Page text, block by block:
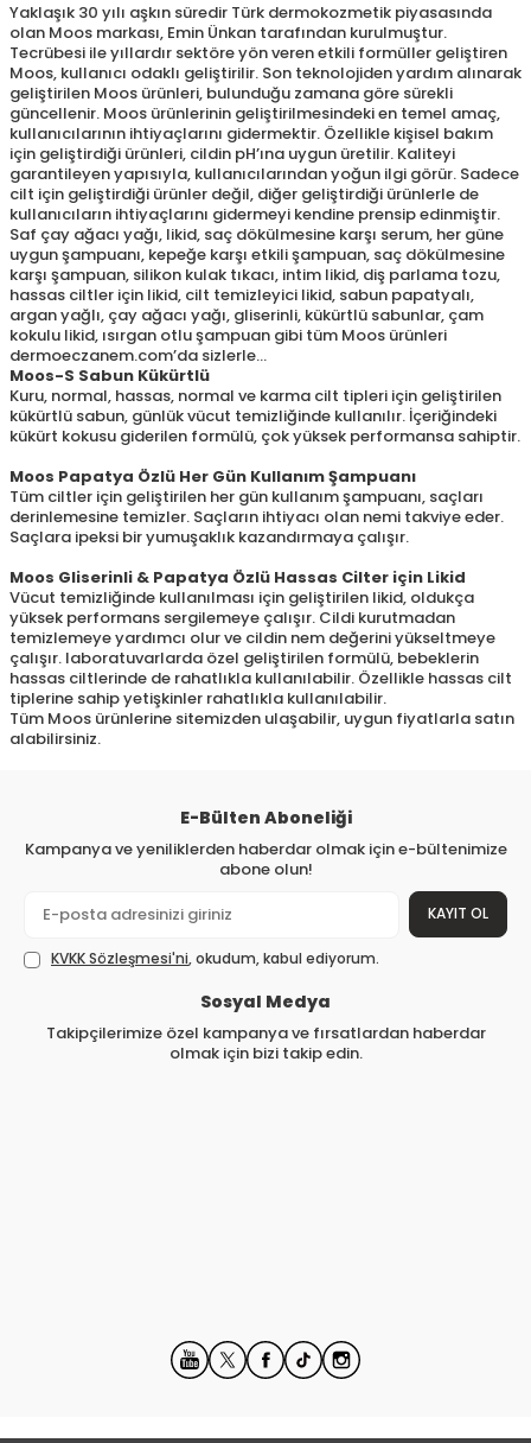
Yaklaşık 30 yılı aşkın süredir Türk dermokozmetik piyasasında
olan Moos markası, Emin Ünkan tarafından kurulmuştur.
Tecrübesi ile yıllardır sektöre yön veren etkili formüller geliştiren
Moos, kullanıcı odaklı geliştirilir. Son teknolojiden yardım alınarak
geliştirilen Moos ürünleri, bulunduğu zamana göre sürekli
güncellenir. Moos ürünlerinin geliştirilmesindeki en temel amaç,
kullanıcılarının ihtiyaçlarını gidermektir. Özellikle kişisel bakım
için geliştirdiği ürünleri, cildin pH’ına uygun üretilir. Kaliteyi
garantileyen yapısıyla, kullanıcılarından yoğun ilgi görür. Sadece
cilt için geliştirdiği ürünler değil, diğer geliştirdiği ürünlerle de
kullanıcıların ihtiyaçlarını gidermeyi kendine prensip edinmiştir.
Saf çay ağacı yağı, likid, saç dökülmesine karşı serum, her güne
uygun şampuanı, kepeğe karşı etkili şampuan, saç dökülmesine
karşı şampuan, silikon kulak tıkacı, intim likid, diş parlama tozu,
hassas ciltler için likid, cilt temizleyici likid, sabun papatyalı,
argan yağlı, çay ağacı yağı, gliserinli, kükürtlü sabunlar, çam
kokulu likid, ısırgan otlu şampuan gibi tüm Moos ürünleri
dermoeczanem.com’da sizlerle…
Moos-S Sabun Kükürtlü
Kuru, normal, hassas, normal ve karma cilt tipleri için geliştirilen
kükürtlü sabun, günlük vücut temizliğinde kullanılır. İçeriğindeki
kükürt kokusu giderilen formülü, çok yüksek performansa sahiptir.
Moos Papatya Özlü Her Gün Kullanım Şampuanı
Tüm ciltler için geliştirilen her gün kullanım şampuanı, saçları
derinlemesine temizler. Saçların ihtiyacı olan nemi takviye eder.
Saçlara ipeksi bir yumuşaklık kazandırmaya çalışır.
Moos Gliserinli & Papatya Özlü Hassas Cilter için Likid
Vücut temizliğinde kullanılması için geliştirilen likid, oldukça
yüksek performans sergilemeye çalışır. Cildi kurutmadan
temizlemeye yardımcı olur ve cildin nem değerini yükseltmeye
çalışır. laboratuvarlarda özel geliştirilen formülü, bebeklerin
hassas ciltlerinde de rahatlıkla kullanılabilir. Özellikle hassas cilt
tiplerine sahip yetişkinler rahatlıkla kullanılabilir.
Tüm Moos ürünlerine sitemizden ulaşabilir, uygun fiyatlarla satın
alabilirsiniz.
E-Bülten Aboneliği
Kampanya ve yeniliklerden haberdar olmak için e-bültenimize
abone olun!
KAYIT OL
KVKK Sözleşmesi'ni, okudum, kabul ediyorum.
Sosyal Medya
Takipçilerimize özel kampanya ve fırsatlardan haberdar
olmak için bizi takip edin.